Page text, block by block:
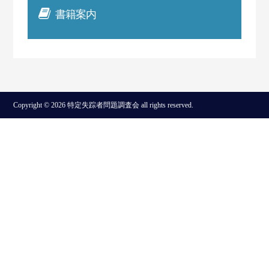
書籍案内
Copyright © 2026 特定失踪者問題調査会 all rights reserved.